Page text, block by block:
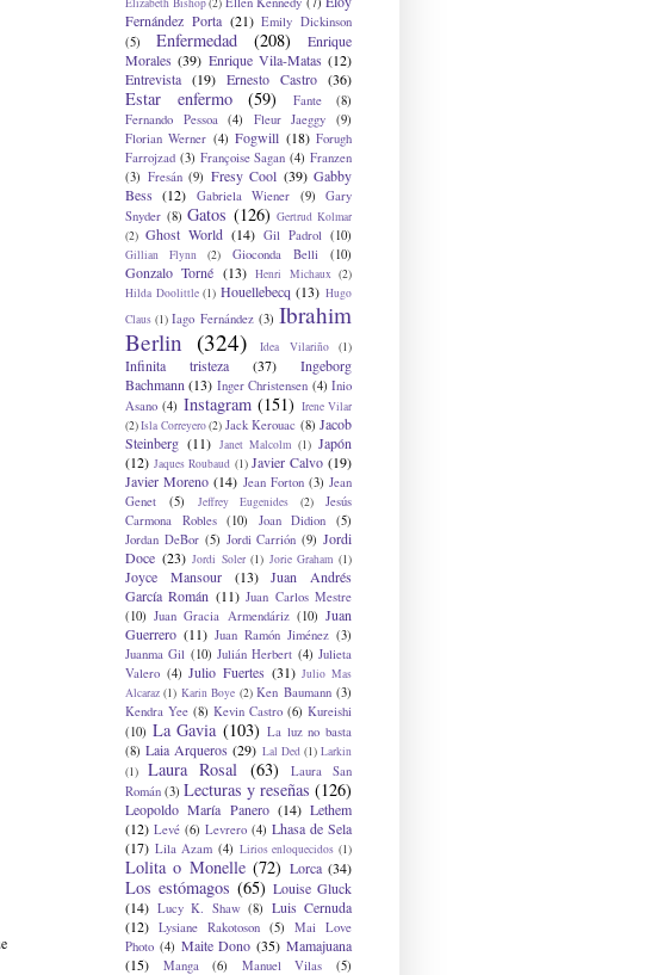
Fernández Porta (21) Emily Dickinson
(5)
Enfermedad (208)
Enrique
Morales (39) Enrique Vila-Matas (12)
Entrevista (19) Ernesto Castro (36)
Estar enfermo (59) Fante
(8)
Fernando Pessoa
(4) Fleur Jaeggy
(9)
Florian Werner (4) Fogwill (18) Forugh
Farrojzad (3) Françoise Sagan (4) Franzen
(3) Fresán (9) Fresy Cool (39) Gabby
Bess (12) Gabriela Wiener (9)
Gary
Snyder (8) Gatos (126) Gertrud Kolmar
(2) Ghost World (14) Gil Padrol (10)
Gillian Flynn (2) Gioconda Belli (10)
Gonzalo Torné (13) Henri Michaux (2)
Hilda Doolittle (1) Houellebecq (13) Hugo
Claus (1) Iago Fernández (3) Ibrahim
Berlin (324) Idea Vilariño (1)
Infinita tristeza (37)
Ingeborg
Bachmann (13) Inger Christensen (4) Inio
Asano (4) Instagram (151) Irene Vilar
(2)Isla Correyero(2) Jack Kerouac (8) Jacob
Steinberg (11) Janet Malcolm (1) Japón
(12) Jaques Roubaud (1) Javier Calvo (19)
Javier Moreno (14) Jean Forton (3) Jean
Genet
(5) Jeffrey Eugenides (2)
Jesús
Carmona Robles
(10) Joan Didion
(5)
Jordan DeBor (5) Jordi Carrión (9) Jordi
Doce (23) Jordi Soler (1) Jorie Graham (1)
Joyce Mansour (13)
Juan Andrés
García Román (11) Juan Carlos Mestre
(10) Juan Gracia Armendáriz (10) Juan
Guerrero (11) Juan Ramón Jiménez (3)
Juanma Gil (10) Julián Herbert (4) Julieta
Valero (4) Julio Fuertes (31) Julio Mas
Alcaraz (1) Karin Boye (2) Ken Baumann (3)
Kendra Yee (8) Kevin Castro (6) Kureishi
(10) La Gavia (103) La luz no basta
(8) Laia Arqueros (29) Lal Ded (1) Larkin
(1)
Laura Rosal (63)
Laura San
Román (3) Lecturas y reseñas (126)
Leopoldo María Panero (14) Lethem
(12) Levé (6) Levrero (4) Lhasa de Sela
(17) Lila Azam (4) Lirios enloquecidos (1)
Lolita o Monelle (72) Lorca (34)
Los estómagos (65) Louise Gluck
(14) Lucy K. Shaw (8) Luis Cernuda
(12) Lysiane Rakotoson (5)
Mai Love
Photo (4) Maite Dono (35) Mamajuana
(15)
Manga (6) Manuel Vilas (5)